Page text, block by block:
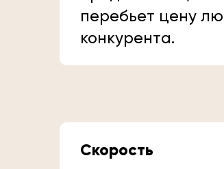
перебьет цену
конкурента.
Скорость